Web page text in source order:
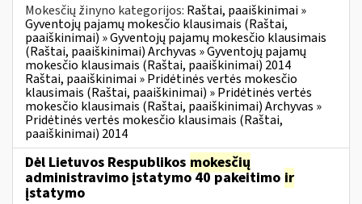
Mokesčių žinyno kategorijos: Raštai, paaiškinimai »
Gyventojų pajamų mokesčio klausimais (Raštai,
paaiškinimai) » Gyventojų pajamų mokesčio klausimais
(Raštai, paaiškinimai) Archyvas » Gyventojų pajamų
mokesčio klausimais (Raštai, paaiškinimai) 2014
Raštai, paaiškinimai » Pridėtinės vertės mokesčio
klausimais (Raštai, paaiškinimai) » Pridėtinės vertės
mokesčio klausimais (Raštai, paaiškinimai) Archyvas »
Pridėtinės vertės mokesčio klausimais (Raštai,
paaiškinimai) 2014
Dėl Lietuvos Respublikos mokesčių
administravimo įstatymo 40 pakeitimo ir
įstatymo